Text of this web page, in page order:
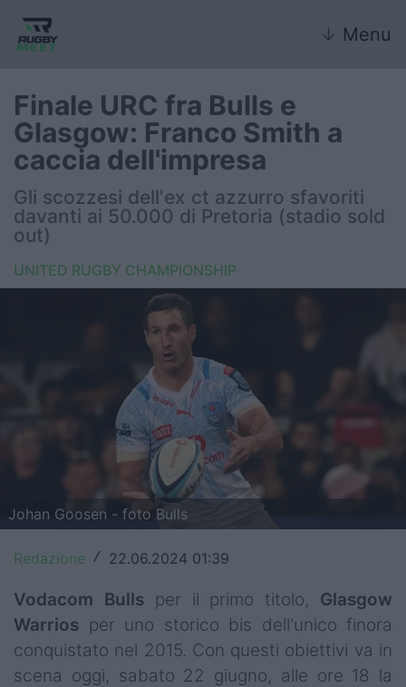
↓ Menu
Nazionale
Nazionali giovanili
Rugby Sevens
FIR
United Rugby Championship
Champions Cup
Challenge Cup
World Rugby
Rugby World Cup
Super Rugby
Finale URC fra Bulls e
Glasgow: Franco Smith a
caccia dell'impresa
Gli scozzesi dell'ex ct azzurro sfavoriti
davanti ai 50.000 di Pretoria (stadio sold
out)
UNITED RUGBY CHAMPIONSHIP
Johan Goosen - foto Bulls
Redazione / 22.06.2024 01:39
Vodacom Bullsper il primo titolo, Glasgow
Warrios per uno storico bis dell'unico finora
conquistato nel 2015. Con questi obiettivi va in
scena oggi, sabato 22 giugno, alle ore 18 la